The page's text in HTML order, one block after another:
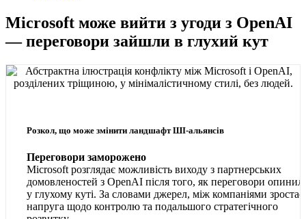
Microsoft може вийти з угоди з OpenAI
— переговори зайшли в глухий кут
Розкол, що може змінити ландшафт ШІ-альянсів
Переговори заморожено
Microsoft розглядає можливість виходу з партнерських
домовленостей з OpenAI після того, як переговори
у глухому куті. За словами джерел, між компаніями зростає
напруга щодо контролю та подальшого стратегічного